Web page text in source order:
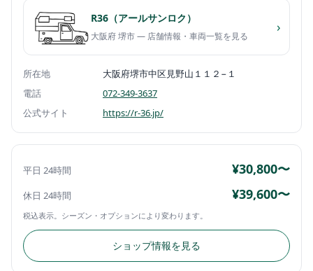
R36（アールサンロク）
大阪府 堺市 — 店舗情報・車両一覧を見る
›
所在地
大阪府堺市中区見野山１１２−１
電話
072-349-3637
公式サイト
https://r-36.jp/
平日 24時間 ¥30,800〜
休日 24時間 ¥39,600〜
税込表示。シーズン・オプションにより変わります。
ショップ情報を見る